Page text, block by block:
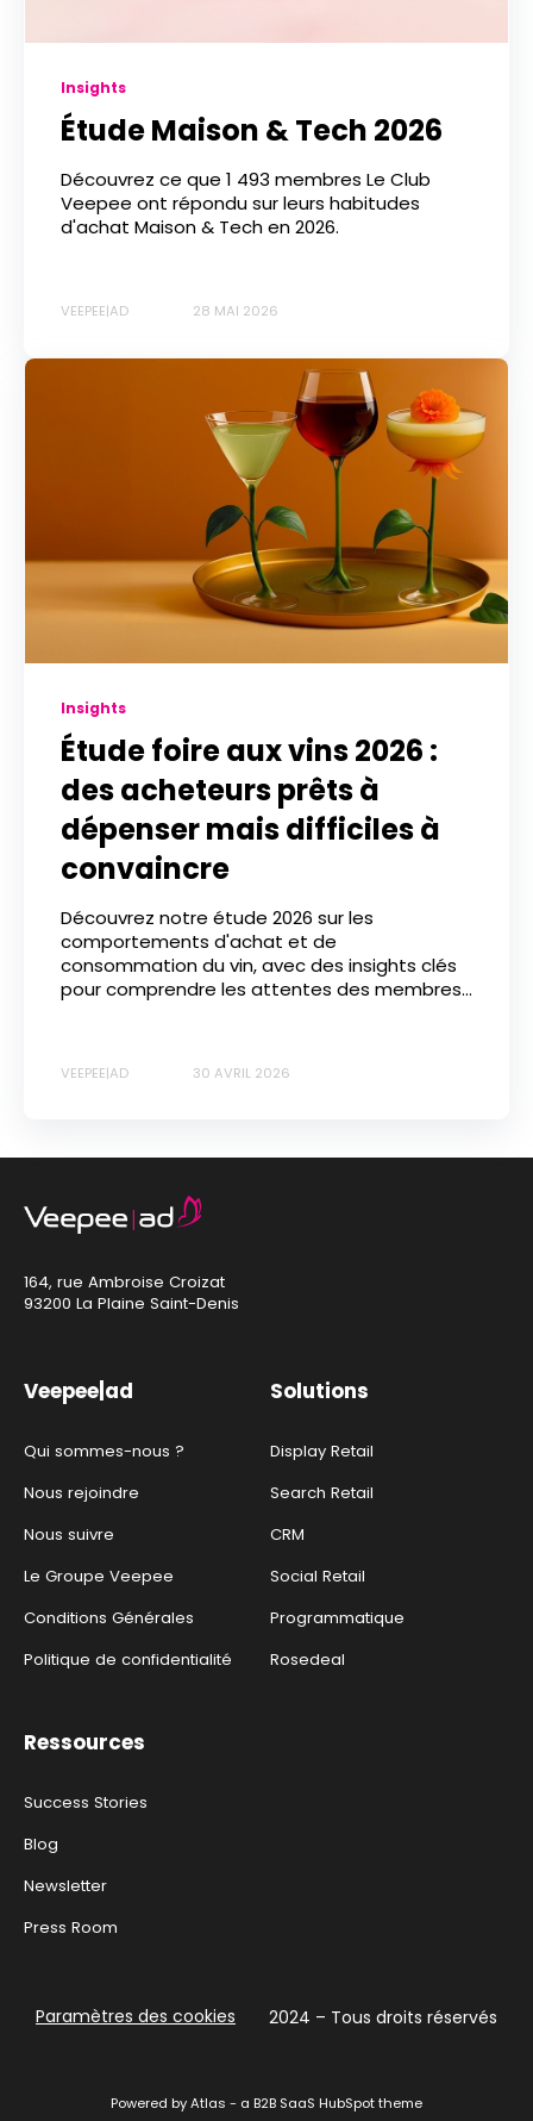
Insights
Étude Maison & Tech 2026
Découvrez ce que 1 493 membres Le Club
Veepee ont répondu sur leurs habitudes
d'achat Maison & Tech en 2026.
VEEPEE|AD 28 MAI 2026
Insights
Étude foire aux vins 2026 :
des acheteurs prêts à
dépenser mais difficiles à
convaincre
Découvrez notre étude 2026 sur les
comportements d'achat et de
consommation du vin, avec des insights clés
pour comprendre les attentes des membres...
VEEPEE|AD 30 AVRIL 2026
164, rue Ambroise Croizat
93200 La Plaine Saint-Denis
Veepee|ad
Qui sommes-nous ?
Nous rejoindre
Nous suivre
Le Groupe Veepee
Conditions Générales
Politique de confidentialité
Solutions
Display Retail
Search Retail
CRM
Social Retail
Programmatique
Rosedeal
Ressources
Success Stories
Blog
Newsletter
Press Room
Paramètres des cookies 2024 – Tous droits réservés
Powered by Atlas - a B2B SaaS HubSpot theme